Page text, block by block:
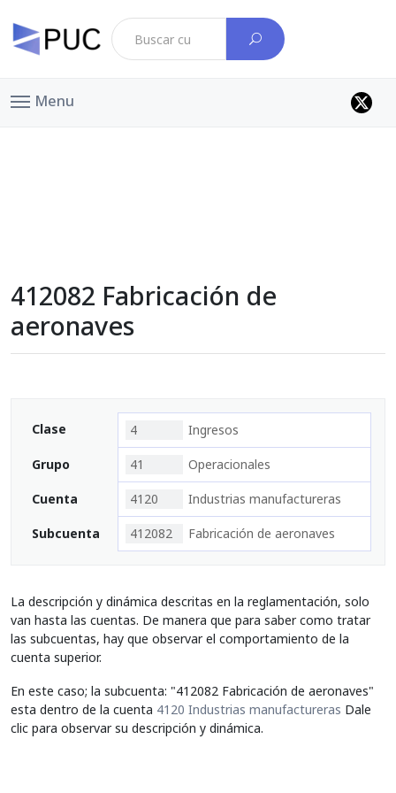
Menu
412082 Fabricación de
aeronaves
Clase 4 Ingresos
Grupo 41 Operacionales
Cuenta 4120 Industrias manufactureras
Subcuenta 412082 Fabricación de aeronaves
La descripción y dinámica descritas en la reglamentación, solo
van hasta las cuentas. De manera que para saber como tratar
las subcuentas, hay que observar el comportamiento de la
cuenta superior.
En este caso; la subcuenta: "412082 Fabricación de aeronaves"
esta dentro de la cuenta 4120 Industrias manufactureras Dale
clic para observar su descripción y dinámica.